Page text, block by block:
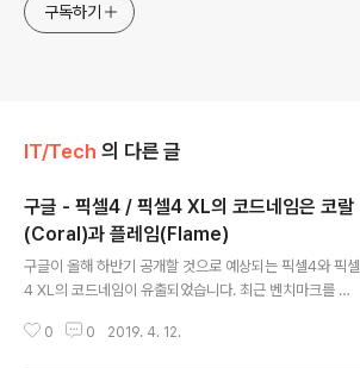
구독하기
IT/Tech 의 다른 글
구글 - 픽셀4 / 픽셀4 XL의 코드네임은 코랄
(Coral)과 플레임(Flame)
구글이 올해 하반기 공개할 것으로 예상되는 픽셀4와 픽셀
4 XL의 코드네임이 유출되었습니다. 최근 벤치마크를 통
로 구동중인 것이 확인된 픽셀4 시리즈는 이전과 같이 디
0 0 2019. 4. 12.